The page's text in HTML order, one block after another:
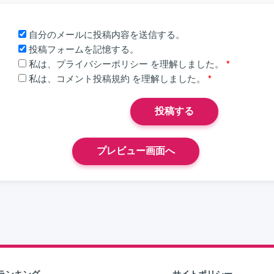
自分のメールに投稿内容を送信する。
投稿フォームを記憶する。
私は、 プライバシーポリシー を理解しました。 *
私は、 コメント投稿規約 を理解しました。 *